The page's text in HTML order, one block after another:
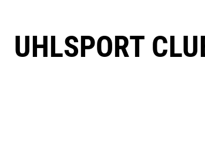
UHLSPORT